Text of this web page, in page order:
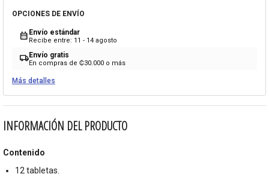
OPCIONES DE ENVÍO
calendar_month Envío estándar
Recibe entre: 11 - 14 agosto
local_shippingEnvío gratis
En compras de ₡30.000 o más
Más detalles
INFORMACIÓN DEL PRODUCTO
Contenido
12 tabletas.